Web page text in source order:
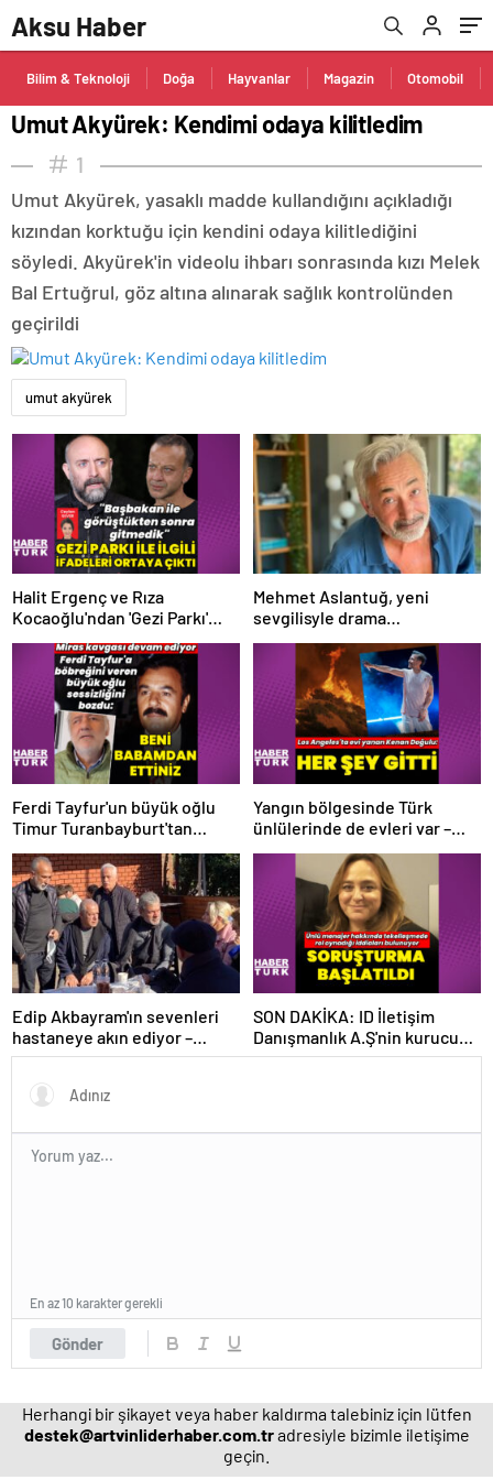
Aksu Haber
Bilim & Teknoloji Doğa Hayvanlar Magazin Otomobil
Umut Akyürek: Kendimi odaya kilitledim
1
Umut Akyürek, yasaklı madde kullandığını açıkladığı
kızından korktuğu için kendini odaya kilitlediğini
söyledi. Akyürek'in videolu ihbarı sonrasında kızı Melek
Bal Ertuğrul, göz altına alınarak sağlık kontrolünden
geçirildi
umut akyürek
Halit Ergenç ve Rıza
Kocaoğlu'ndan 'Gezi Parkı'
ifadesi – Magazin haberleri
Mehmet Aslantuğ, yeni
sevgilisyle drama
çalışmalarında tanıştı –
Magazin haberleri
Ferdi Tayfur'un büyük oğlu
Timur Turanbayburt'tan
Yangın bölgesinde Türk
ünlülerinde de evleri var –
Edip Akbayram'ın sevenleri
hastaneye akın ediyor –
Magazin habetrleri
SON DAKİKA: ID İletişim
Danışmanlık A.Ş'nin kurucusu
ve ortağı olan Ayşe Barım
Gönder
En az 10 karakter gerekli
Herhangi bir şikayet veya haber kaldırma talebiniz için lütfen
destek@artvinliderhaber.com.tradresiyle bizimle iletişime
geçin.